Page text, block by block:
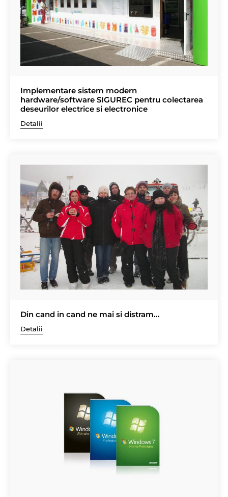
Implementare sistem modern
hardware/software SIGUREC pentru colectarea
deseurilor electrice si electronice
Detalii
Din cand in cand ne mai si distram…
Detalii